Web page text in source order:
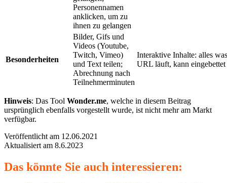
Personennamen
anklicken, um zu
ihnen zu gelangen
Besonderheiten
Bilder, Gifs und
Videos (Youtube,
Twitch, Vimeo)
und Text teilen;
Abrechnung nach
Teilnehmerminuten
Interaktive Inhalte: alles
URL läuft, kann
Hinweis: Das Tool Wonder.me, welche in diesem Beitrag
ursprünglich ebenfalls vorgestellt wurde, ist nicht mehr am Markt
verfügbar.
Veröffentlicht am 12.06.2021
Aktualisiert am 8.6.2023
Das könnte Sie auch interessieren: